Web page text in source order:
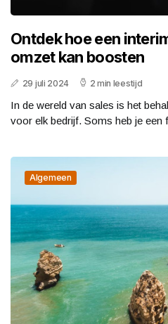
Ontdek hoe een
omzet kan boosten
29 juli 2024 2 min leestijd
In de wereld van sales is het
voor elk bedrijf. Soms heb je een
Algemeen